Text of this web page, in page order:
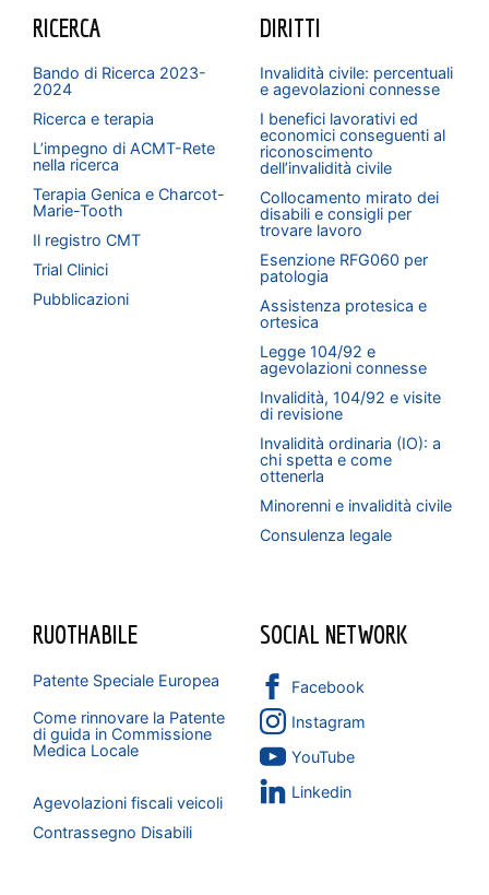
RICERCA
Bando di Ricerca 2023-
2024
Ricerca e terapia
L’impegno di ACMT-Rete
nella ricerca
Terapia Genica e Charcot-
Marie-Tooth
Il registro CMT
Trial Clinici
Pubblicazioni
DIRITTI
Invalidità civile: percentuali
e agevolazioni connesse
I benefici lavorativi ed
economici conseguenti al
riconoscimento
dell’invalidità civile
Collocamento mirato dei
disabili e consigli per
trovare lavoro
Esenzione RFG060 per
patologia
Assistenza protesica e
ortesica
Legge 104/92 e
agevolazioni connesse
Invalidità, 104/92 e visite
di revisione
Invalidità ordinaria (IO): a
chi spetta e come
ottenerla
Minorenni e invalidità civile
Consulenza legale
RUOTHABILE
Patente Speciale Europea
Come rinnovare la Patente
di guida in Commissione
Medica Locale
Agevolazioni fiscali veicoli
Contrassegno Disabili
SOCIAL NETWORK
Facebook
Instagram
YouTube
Linkedin